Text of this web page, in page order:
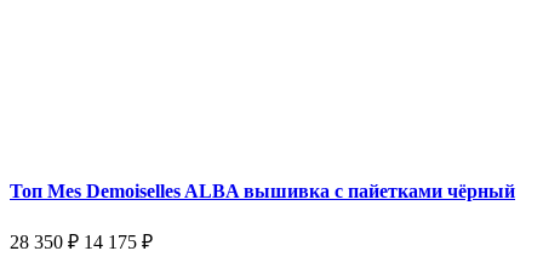
Топ Mes Demoiselles ALBA вышивка с пайетками чёрный
28 350 ₽ 14 175 ₽